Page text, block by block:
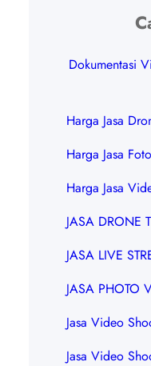
Dokumentasi
Harga Jasa
Harga Jasa
Harga Jasa
JASA DRONE
JASA LIVE
JASA PHOTO
Jasa Video
Jasa Video